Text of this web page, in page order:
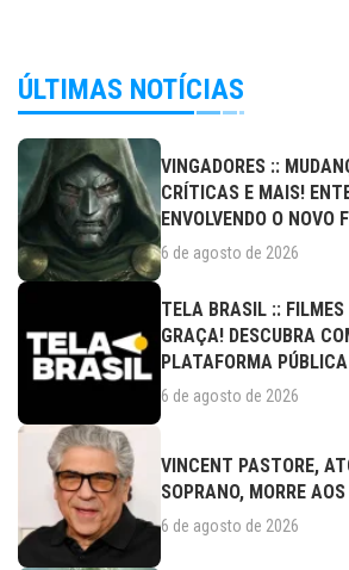
ÚLTIMAS NOTÍCIAS
VINGADORES ::
CRÍTICAS E MAIS!
ENVOLVENDO O NOVO
6 de agosto de 2026
TELA BRASIL ::
GRAÇA! DESCUBRA
PLATAFORMA
6 de agosto de 2026
VINCENT PASTORE,
SOPRANO, MORRE
6 de agosto de 2026